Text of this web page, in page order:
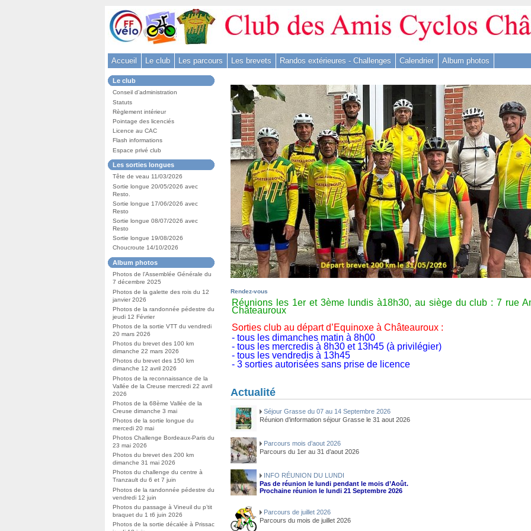
Accueil Le club Les parcours Les brevets Randos extérieures - Challenges Calendrier Album photos
Dans
la
rubrique
:
Le club
Conseil d’administration
Statuts
Règlement intérieur
Pointage des licenciés
Licence au CAC
Flash informations
Espace privé club
Dans
la
rubrique
:
Les sorties longues
Tête de veau 11/03/2026
Sortie longue 20/05/2026 avec
Resto.
Sortie longue 17/06/2026 avec
Resto
Sortie longue 08/07/2026 avec
Resto
Sortie longue 19/08/2026
Choucroute 14/10/2026
Dans
la
rubrique
:
Album photos
Photos de l’Assemblée Générale du
7 décembre 2025
Photos de la galette des rois du 12
janvier 2026
Photos de la randonnée pédestre du
jeudi 12 Février
Photos de la sortie VTT du vendredi
20 mars 2026
Photos du brevet des 100 km
dimanche 22 mars 2026
Photos du brevet des 150 km
dimanche 12 avril 2026
Photos de la reconnaissance de la
Vallée de la Creuse mercredi 22 avril
2026
Photos de la 68ème Vallée de la
Creuse dimanche 3 mai
Photos de la sortie longue du
mercedi 20 mai
Photos Challenge Bordeaux-Paris du
23 mai 2026
Photos du brevet des 200 km
dimanche 31 mai 2026
Photos du challenge du centre à
Tranzault du 6 et 7 juin
Photos de la randonnée pédestre du
vendredi 12 juin
Photos du passage à Vineuil du p’tit
braquet du 1 t6 juin 2026
Photos de la sortie décalée à Prissac
CAC
Bienvenue
Rendez-
vous
Rendez-vous
Réunions les 1er et 3ème lundis à18h30, au siège du club : 7 rue
Châteauroux
Sorties club au départ d’Equinoxe à Châteauroux :
- tous les dimanches matin à 8h00
- tous les mercredis à 8h30 et 13h45 (à privilégier)
- tous les vendredis à 13h45
- 3 sorties autorisées sans prise de licence
Actualité
Séjour Grasse du 07 au 14 Septembre 2026
Réunion d’information séjour Grasse le 31 aout 2026
Parcours mois d’aout 2026
Parcours du 1er au 31 d’aout 2026
INFO RÉUNION DU LUNDI
Pas de réunion le lundi pendant le mois d’Août.
Prochaine réunion le lundi 21 Septembre 2026
Parcours de juillet 2026
Parcours du mois de juillet 2026